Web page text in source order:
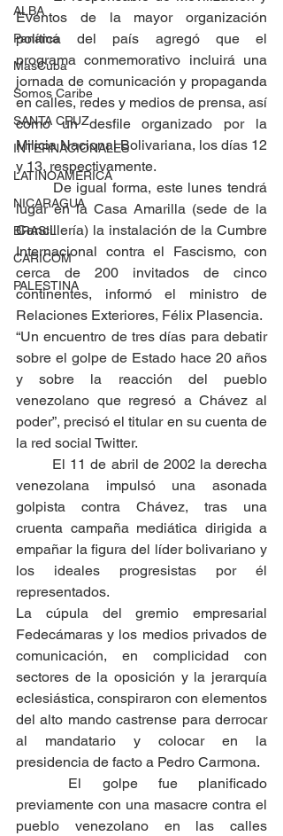
ALBA
Panamá
MasCuba
Somos Caribe
SANTA CRUZ
INTERNACIONALES
LATINOAMERICA
NICARAGUA
BRASIL
CARICOM
PALESTINA
Eventos de la mayor organización
política del país agregó que el
programa conmemorativo incluirá una
jornada de comunicación y propaganda
en calles, redes y medios de prensa, así
como un desfile organizado por la
Milicia Nacional Bolivariana, los días 12
y 13, respectivamente.
lugar en la Casa Amarilla (sede de la
Cancillería) la instalación de la Cumbre
Internacional contra el Fascismo, con
cerca de 200 invitados de cinco
continentes, informó el ministro de
Relaciones Exteriores, Félix Plasencia.
“Un encuentro de tres días para debatir
sobre el golpe de Estado hace 20 años
y sobre la reacción del pueblo
venezolano que regresó a Chávez al
poder”, precisó el titular en su cuenta de
la red social Twitter.
venezolana impulsó una asonada
golpista contra Chávez, tras una
cruenta campaña mediática dirigida a
empañar la figura del líder bolivariano y
los ideales progresistas por él
representados.
La cúpula del gremio empresarial
Fedecámaras y los medios privados de
comunicación, en complicidad con
sectores de la oposición y la jerarquía
eclesiástica, conspiraron con elementos
del alto mando castrense para derrocar
al mandatario y colocar en la
presidencia de facto a Pedro Carmona.
previamente con una masacre contra el
pueblo venezolano en las calles